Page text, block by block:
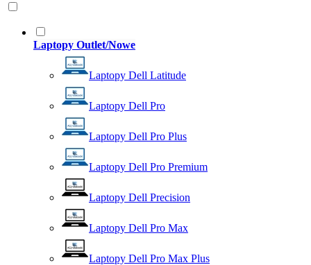
Laptopy Outlet/Nowe
Laptopy Dell Latitude
Laptopy Dell Pro
Laptopy Dell Pro Plus
Laptopy Dell Pro Premium
Laptopy Dell Precision
Laptopy Dell Pro Max
Laptopy Dell Pro Max Plus